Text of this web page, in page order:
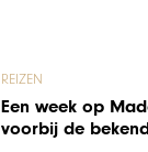
REIZEN
Een week op
voorbij de